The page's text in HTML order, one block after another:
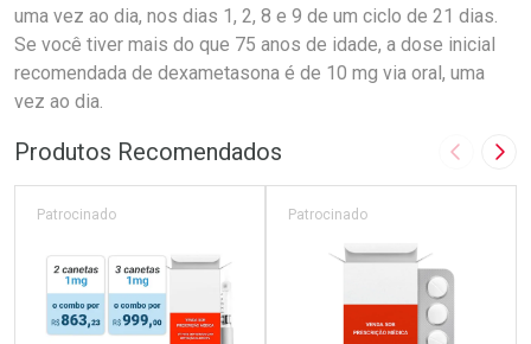
uma vez ao dia, nos dias 1, 2, 8 e 9 de um ciclo de 21 dias.
Se você tiver mais do que 75 anos de idade, a dose inicial
recomendada de dexametasona é de 10 mg via oral, uma
vez ao dia.
Produtos Recomendados Imagem
Patrocinado Patrocinado